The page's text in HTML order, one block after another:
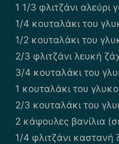
1 1/3 φλιτζάνι αλεύρι
1/4 κουταλάκι του
1/2 κουταλάκι του
2/3 φλιτζάνι λευκή
3/4 κουταλάκι του
1 κουταλάκι του
2/3 κουταλάκι του
2 κάψουλες βανίλια
1/4 φλιτζάνι καστανή